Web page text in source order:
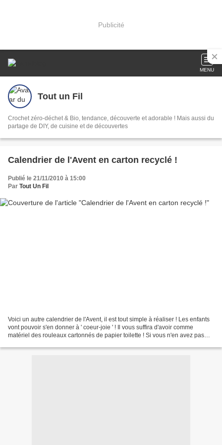
Publicité
MENU
Tout un Fil
Crochet zéro-déchet & Bio, tendance, découverte et adorable ! Mais aussi du
partage de DIY, de cuisine et de découvertes
Calendrier de l'Avent en carton recyclé !
Publié le 21/11/2010 à 15:00
Par Tout Un Fil
Voici un autre calendrier de l'Avent, il est tout simple à réaliser ! Les enfants
vont pouvoir s'en donner à ' coeur-joie ' ! Il vous suffira d'avoir comme
matériel des rouleaux cartonnés de papier toilette ! Si vous n'en avez pas